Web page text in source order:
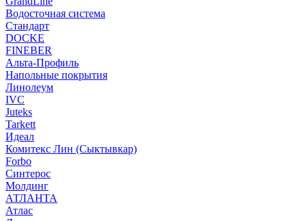
Водосточная система
Стандарт
DOCKE
FINEBER
Альта-Профиль
Напольные покрытия
Линолеум
IVC
Juteks
Tarkett
Идеал
Комитекс Лин (Сыктывкар)
Forbo
Синтерос
Молдинг
АТЛАНТА
Атлас